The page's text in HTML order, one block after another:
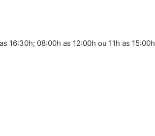
16:30h; 08:00h as 12:00h ou 11h as 15:00h